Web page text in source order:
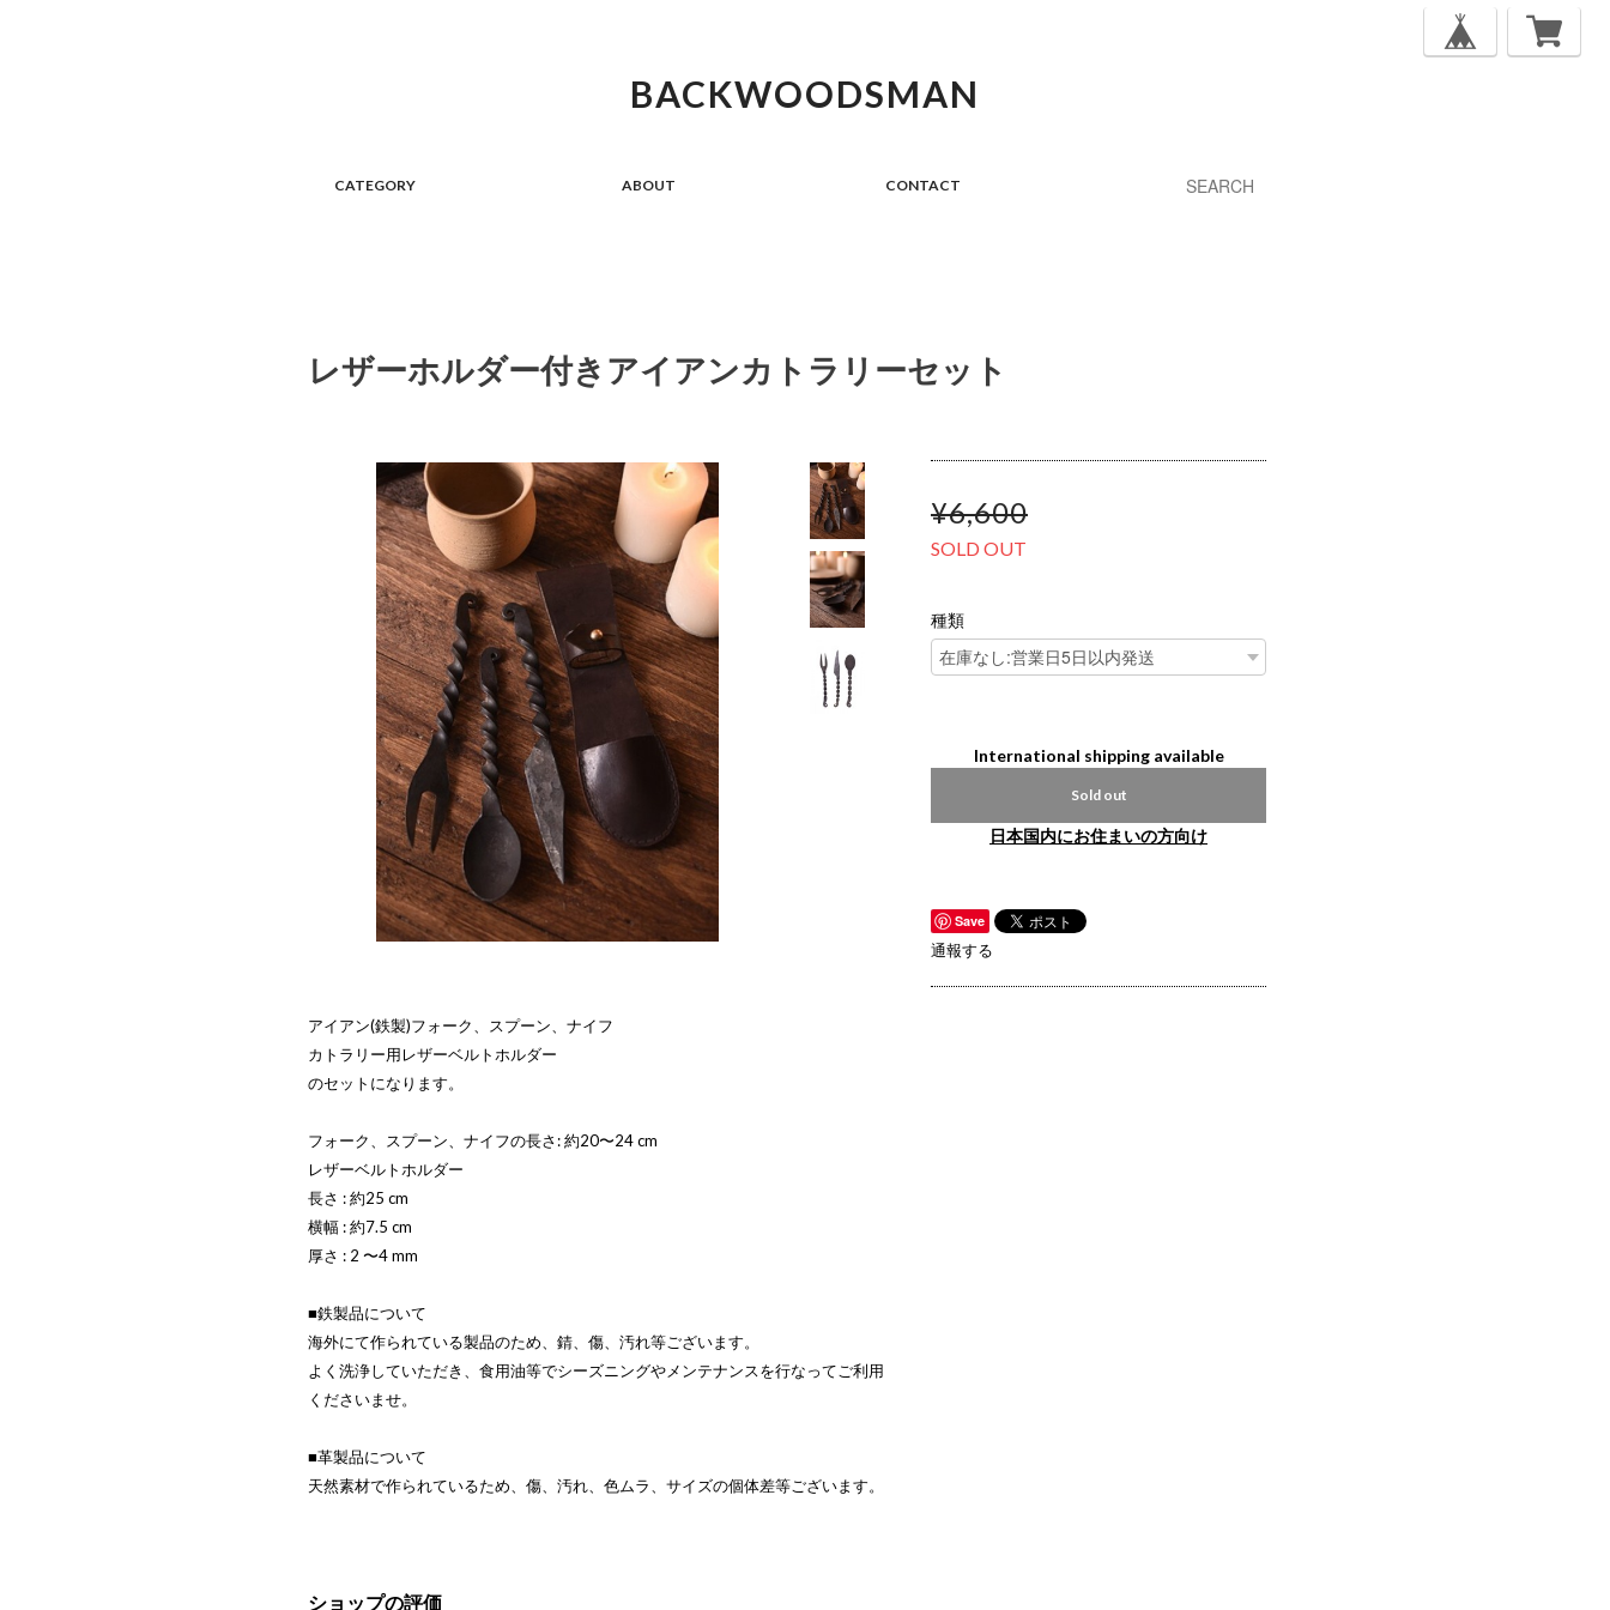
BACKWOODSMAN
CATEGORY ABOUT CONTACT
レザーホルダー付きアイアンカトラリーセット
アイアン(鉄製)フォーク、スプーン、ナイフ
カトラリー用レザーベルトホルダー
のセットになります。
フォーク、スプーン、ナイフの長さ: 約20〜24 cm
レザーベルトホルダー
長さ : 約25 cm
横幅 : 約7.5 cm
厚さ : 2 〜4 mm
■鉄製品について
海外にて作られている製品のため、錆、傷、汚れ等ございます。
よく洗浄していただき、食用油等でシーズニングやメンテナンスを行なってご利用
くださいませ。
■革製品について
天然素材で作られているため、傷、汚れ、色ムラ、サイズの個体差等ございます。
¥6,600
SOLD OUT
種類
International shipping available
Sold out
日本国内にお住まいの方向け
Save
通報する
ショップの評価